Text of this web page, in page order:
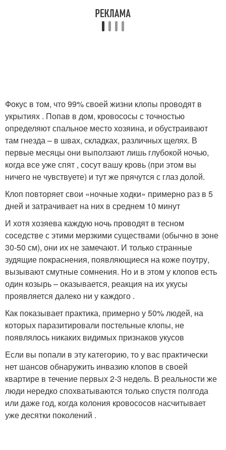
Фокус в том, что 99% своей жизни клопы проводят в
укрытиях . Попав в дом, кровососы с точностью
определяют спальное место хозяина, и обустраивают
там гнезда – в швах, складках, различных щелях. В
первые месяцы они выползают лишь глубокой ночью,
когда все уже спят , сосут вашу кровь (при этом вы
ничего не чувствуете) и тут же прячутся с глаз долой.
Клоп повторяет свои «ночные ходки» примерно раз в 5
дней и затрачивает на них в среднем 10 минут
И хотя хозяева каждую ночь проводят в тесном
соседстве с этими мерзкими существами (обычно в зоне
30-50 см), они их не замечают. И только странные
зудящие покраснения, появляющиеся на коже поутру,
вызывают смутные сомнения. Но и в этом у клопов есть
один козырь – оказывается, реакция на их укусы
проявляется далеко ни у каждого .
Как показывает практика, примерно у 50% людей, на
которых паразитировали постельные клопы, не
появлялось никаких видимых признаков укусов
Если вы попали в эту категорию, то у вас практически
нет шансов обнаружить инвазию клопов в своей
квартире в течение первых 2-3 недель. В реальности же
люди нередко спохватываются только спустя полгода
или даже год, когда колония кровососов насчитывает
уже десятки поколений .